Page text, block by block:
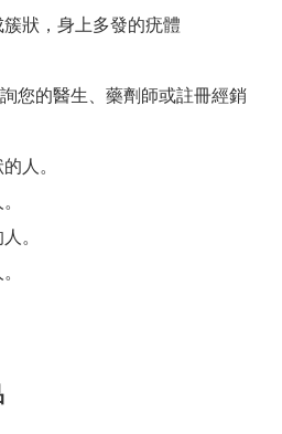
狀，身上多發的疣體
您的醫生、藥劑師或註冊經銷
人。
。